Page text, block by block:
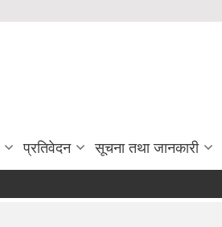
प्रतिवेदन सूचना तथा जानकारी